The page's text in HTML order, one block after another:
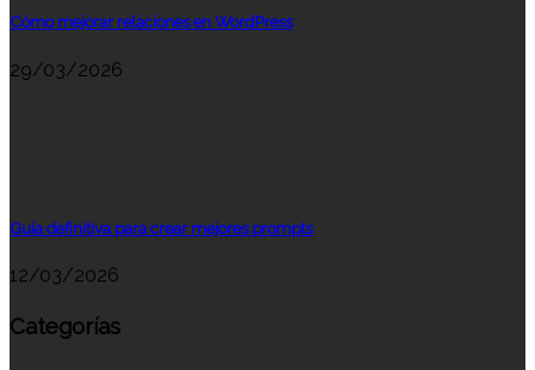
Cómo mejorar relaciones en WordPress
29/03/2026
Guía definitiva para crear mejores prompts
12/03/2026
Categorías